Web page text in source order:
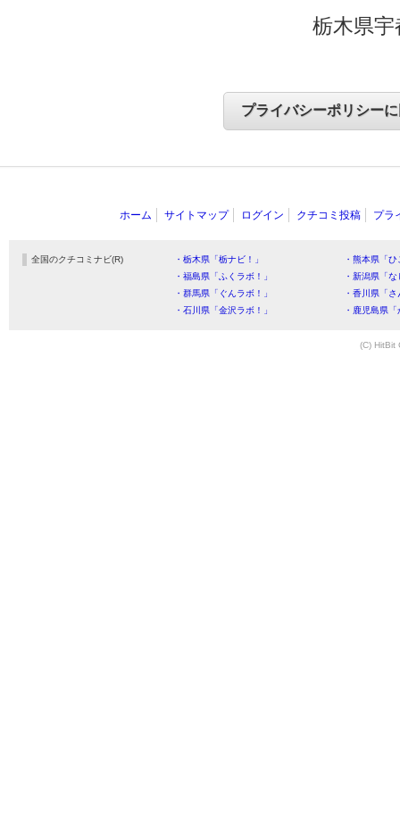
栃木県
ホーム サイトマップ ログイン クチコミ投稿 プラ
全国のクチコミナビ(R) ・栃木県「栃ナビ！」
・熊本県「
・福島県「ふくラボ！」
・新潟県「
・群馬県「ぐんラボ！」
・香川県「
・石川県「金沢ラボ！」
・鹿児島県
(C) HitBit